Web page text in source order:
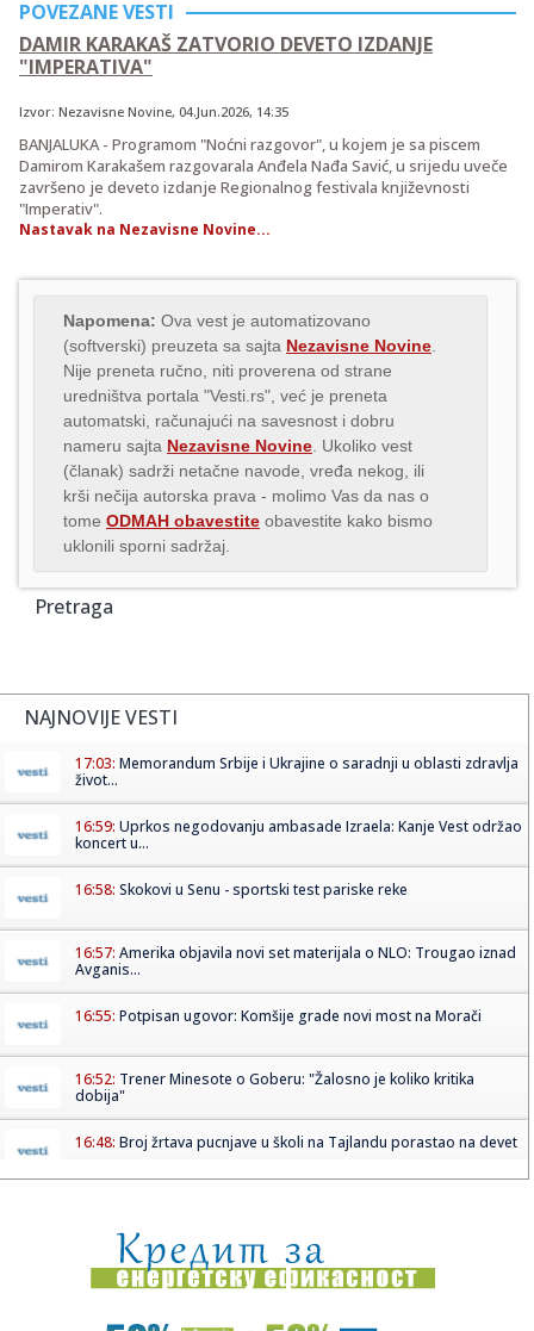
POVEZANE VESTI
DAMIR KARAKAŠ ZATVORIO DEVETO IZDANJE
"IMPERATIVA"
Izvor: Nezavisne Novine, 04.Jun.2026, 14:35
BANJALUKA - Programom "Noćni razgovor", u kojem je sa piscem
Damirom Karakašem razgovarala Anđela Nađa Savić, u srijedu uveče
završeno je deveto izdanje Regionalnog festivala književnosti
"Imperativ".
Nastavak na Nezavisne Novine...
Napomena: Ova vest je automatizovano
(softverski) preuzeta sa sajta Nezavisne Novine
Nije preneta ručno, niti proverena od strane
uredništva portala "Vesti.rs", već je preneta
automatski, računajući na savesnost i dobru
nameru sajta Nezavisne Novine . Ukoliko vest
(članak) sadrži netačne navode, vređa nekog, ili
krši nečija autorska prava - molimo Vas da nas o
tome ODMAH obavestite obavestite kako bismo
uklonili sporni sadržaj.
Pretraga
NAJNOVIJE VESTI
17:03: Memorandum Srbije i Ukrajine o saradnji u oblasti zdravlja
život...
16:59: Uprkos negodovanju ambasade Izraela: Kanje Vest održao
koncert u...
16:58: Skokovi u Senu - sportski test pariske reke
16:57: Amerika objavila novi set materijala o NLO: Trougao iznad
Avganis...
16:55: Potpisan ugovor: Komšije grade novi most na Morači
16:52: Trener Minesote o Goberu: "Žalosno je koliko kritika
dobija"
16:48: Broj žrtava pucnjave u školi na Tajlandu porastao na devet
16:43:Haos kod Omana: Nepoznati projektil pogodio brod FOTO